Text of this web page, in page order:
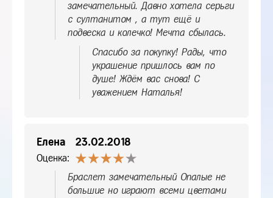
замечательный. Давно хотела серьги
с султанитом , а тут ещё и
подвеска и колечко! Мечта сбылась.
Спасибо за покупку! Рады, что
украшение пришлось вам по
душе! Ждём вас снова! С
уважением Наталья!
Елена 23.02.2018
Оценка:
Браслет замечательный Опалые не
большие но играют всеми цветами